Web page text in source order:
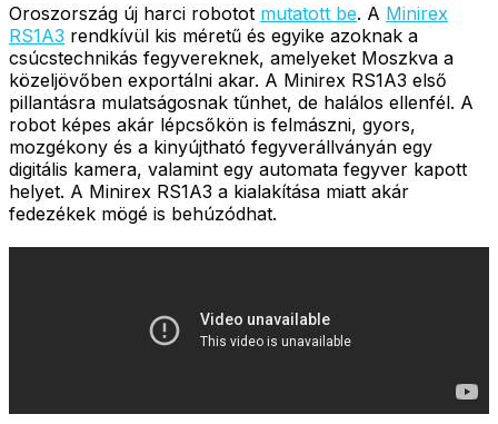
Oroszország új harci robotot mutatott be. A Minirex
RS1A3 rendkívül kis méretű és egyike azoknak a
csúcstechnikás fegyvereknek, amelyeket Moszkva a
közeljövőben exportálni akar. A Minirex RS1A3 első
pillantásra mulatságosnak tűnhet, de halálos ellenfél. A
robot képes akár lépcsőkön is felmászni, gyors,
mozgékony és a kinyújtható fegyverállványán egy
digitális kamera, valamint egy automata fegyver kapott
helyet. A Minirex RS1A3 a kialakítása miatt akár
fedezékek mögé is behúzódhat.